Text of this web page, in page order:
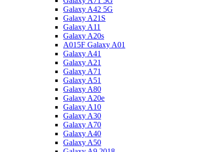
Galaxy A42 5G
Galaxy A21S
Galaxy A11
Galaxy A20s
A015F Galaxy A01
Galaxy A41
Galaxy A21
Galaxy A71
Galaxy A51
Galaxy A80
Galaxy A20e
Galaxy A10
Galaxy A30
Galaxy A70
Galaxy A40
Galaxy A50